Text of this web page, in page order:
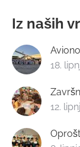
Iz naših
18.
12.